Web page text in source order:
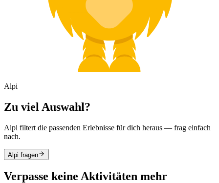
Alpi
Zu viel Auswahl?
Alpi filtert die passenden Erlebnisse für dich heraus — frag einfach
nach.
Alpi fragen
Verpasse keine Aktivitäten mehr